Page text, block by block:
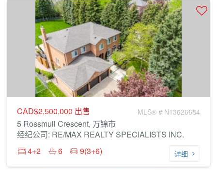
CAD$2,500,000 出售 MLS® # N13626684
5 Rossmull Crescent, 万锦市
经纪公司: RE/MAX REALTY SPECIALISTS INC.
4+2
6 9(3+6) 详细